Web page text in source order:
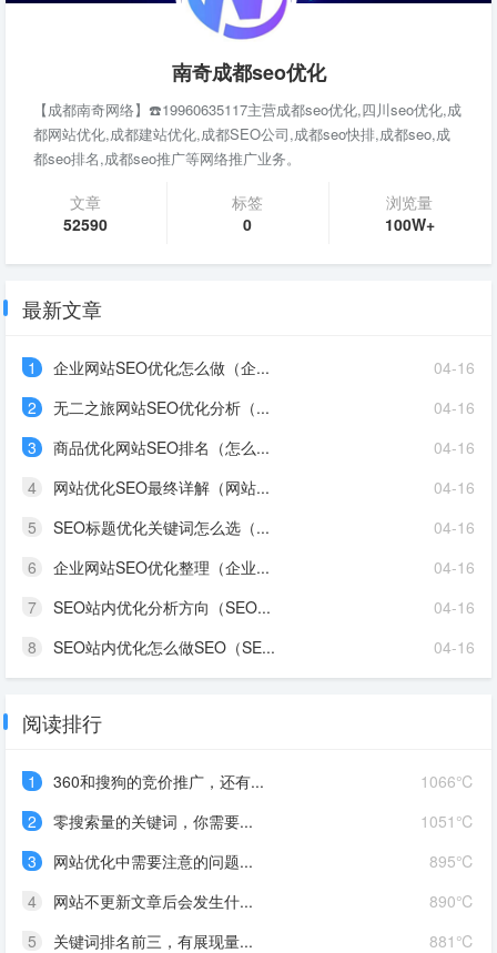
南奇成都seo优化
【成都南奇网络】☎️19960635117主营成都seo优化,四川seo优化,成
都网站优化,成都建站优化,成都SEO公司,成都seo快排,成都seo,成
都seo排名,成都seo推广等网络推广业务。
文章
52590
标签
0
浏览量
100W+
最新文章
04-16
1
企业网站SEO优化怎么做（企...
04-16
2
无二之旅网站SEO优化分析（...
04-16
3
商品优化网站SEO排名（怎么...
04-16
4
网站优化SEO最终详解（网站...
04-16
5
SEO标题优化关键词怎么选（...
04-16
6
企业网站SEO优化整理（企业...
04-16
7
SEO站内优化分析方向（SEO...
04-16
8 SEO站内优化怎么做SEO（SE...
阅读排行
1066℃
1
360和搜狗的竞价推广，还有...
1051℃
2
零搜索量的关键词，你需要...
895℃
3
网站优化中需要注意的问题...
890℃
4
网站不更新文章后会发生什...
881℃
5
关键词排名前三，有展现量...